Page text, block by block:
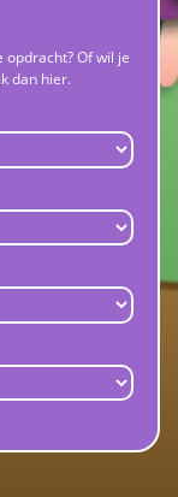
Of wil je
dan hier.